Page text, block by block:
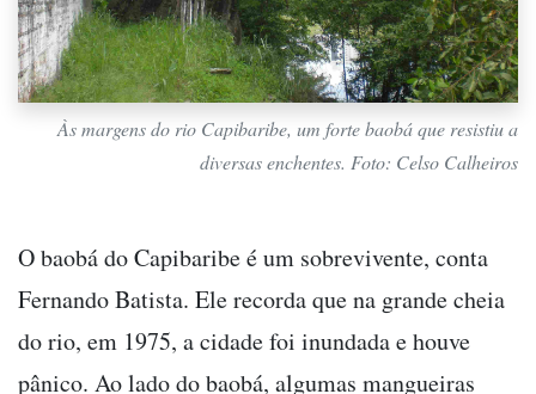
Às margens do rio Capibaribe, um forte baobá que resistiu a
diversas enchentes. Foto: Celso Calheiros
O baobá do Capibaribe é um sobrevivente, conta
Fernando Batista. Ele recorda que na grande cheia
do rio, em 1975, a cidade foi inundada e houve
pânico. Ao lado do baobá, algumas mangueiras